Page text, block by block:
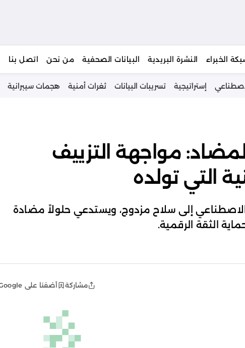
الخبراء النشرة البريدية البيانات الصحفية من نحن اتصل بنا يبحث
إستراتيجية تسريبات البيانات ثغرات أمنية هجمات سيبرانية
مواجهة التزييف
التي تولده
إلى سلاح مزدوج، ويستدعي حلولاً مضادة
الثقة الرقمية.
مشاركة أضفنا على Google